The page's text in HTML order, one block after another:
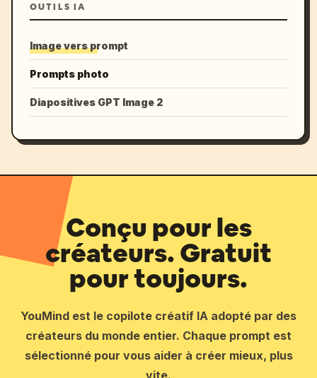
OUTILS IA
Image vers prompt
Prompts photo
Diapositives GPT Image 2
Conçu pour les
créateurs. Gratuit
pour toujours.
YouMind est le copilote créatif IA adopté par des
créateurs du monde entier. Chaque prompt est
sélectionné pour vous aider à créer mieux, plus
vite.